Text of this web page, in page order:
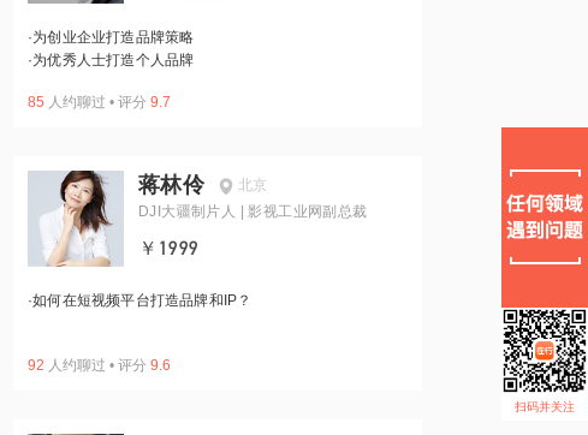
·为创业企业打造品牌策略
·为优秀人士打造个人品牌
85 人约聊过 • 评分 9.7
蒋林伶
北京
DJI大疆制片人 | 影视工业网副总裁
￥1999
·如何在短视频平台打造品牌和IP？
92 人约聊过 • 评分 9.6
扫码并关注